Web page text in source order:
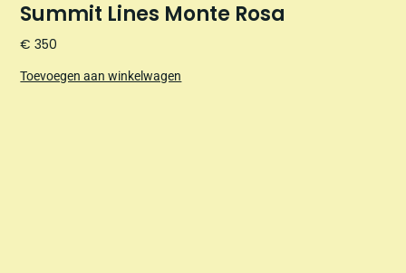
Summit Lines Monte Rosa
€ 350
Toevoegen aan winkelwagen